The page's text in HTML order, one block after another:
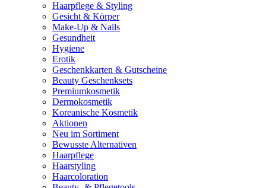
Haarpflege & Styling
Gesicht & Körper
Make-Up & Nails
Gesundheit
Hygiene
Erotik
Geschenkkarten & Gutscheine
Beauty Geschenksets
Premiumkosmetik
Dermokosmetik
Koreanische Kosmetik
Aktionen
Neu im Sortiment
Bewusste Alternativen
Haarpflege
Haarstyling
Haarcoloration